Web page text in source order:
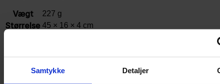
Samtykke Detaljer
Vægt 227 g
Størrelse 45 × 16 × 4 cm
opvarmning.